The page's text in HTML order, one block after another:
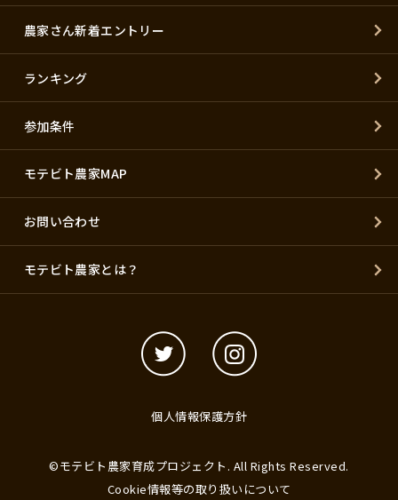
農家さん新着エントリー
ランキング
参加条件
モテビト農家MAP
お問い合わせ
モテビト農家とは？
個人情報保護方針
©モテビト農家育成プロジェクト. All Rights Reserved.
Cookie情報等の取り扱いについて